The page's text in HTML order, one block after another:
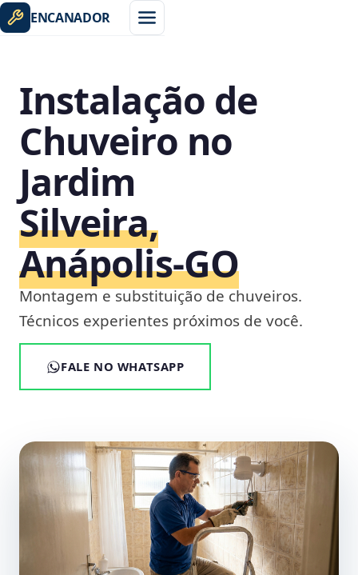
ENCANADOR
Instalação de
Chuveiro no
Jardim
Silveira,
Anápolis‑GO
Montagem e substituição de chuveiros.
Técnicos experientes próximos de você.
FALE NO WHATSAPP